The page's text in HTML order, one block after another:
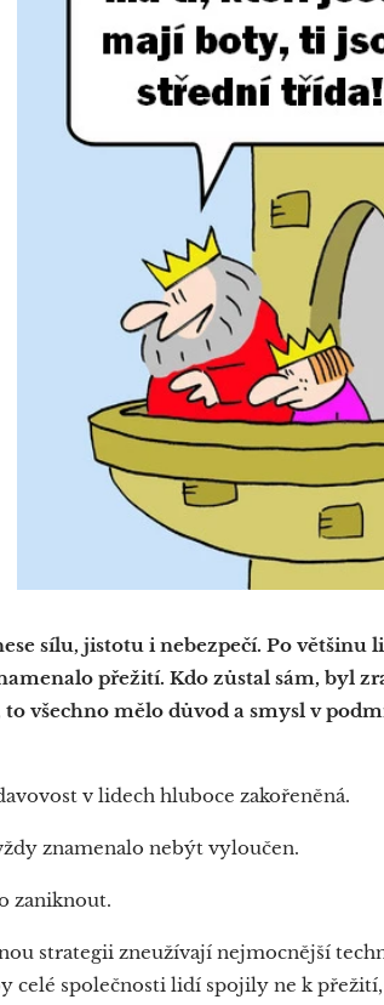
sílu, jistotu i nebezpečí. Po
přežití. Kdo zůstal sám, byl
všechno mělo důvod a smysl v
v lidech hluboce zakořeněná.
znamenalo nebýt vyloučen.
zaniknout.
strategii zneužívají nejmocnější
celé společnosti lidí spojily ne k